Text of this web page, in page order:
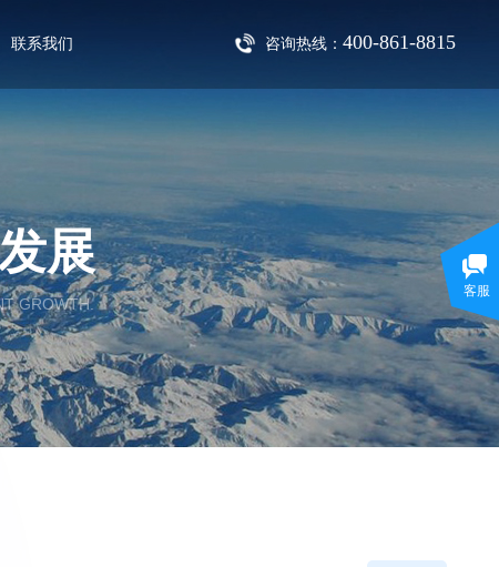
展
GROWTH.
咨询热线： 400-861-8815
联系我们
客服